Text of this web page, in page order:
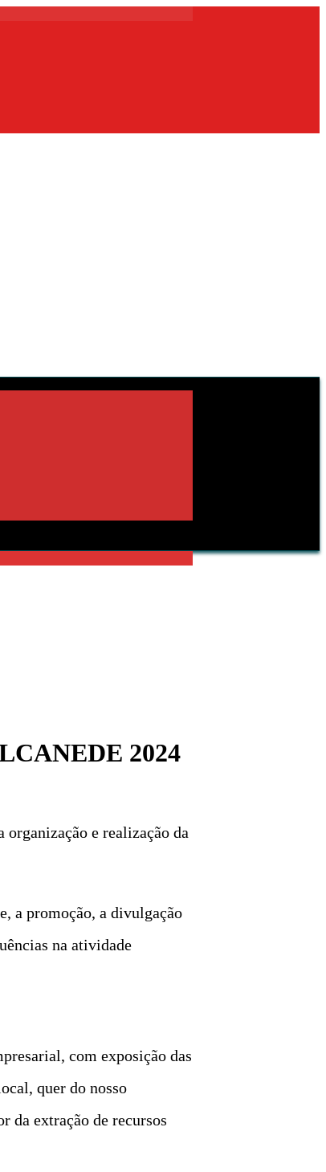
2024
e realização da
a promoção, a divulgação
na atividade
com exposição das
quer do nosso
da extração de recursos